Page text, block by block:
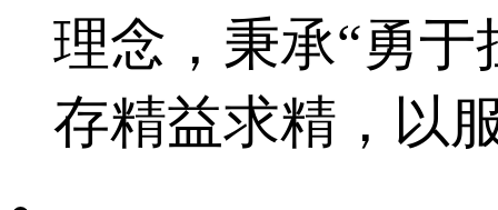
理念，秉承“勇
存精益求精，以